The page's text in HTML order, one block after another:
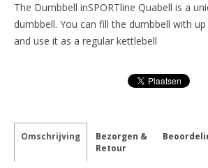
The Dumbbell inSPORTline Quabell is a
dumbbell. You can fill the dumbbell with
and use it as a regular kettlebell
Omschrijving
Bezorgen &
Retour